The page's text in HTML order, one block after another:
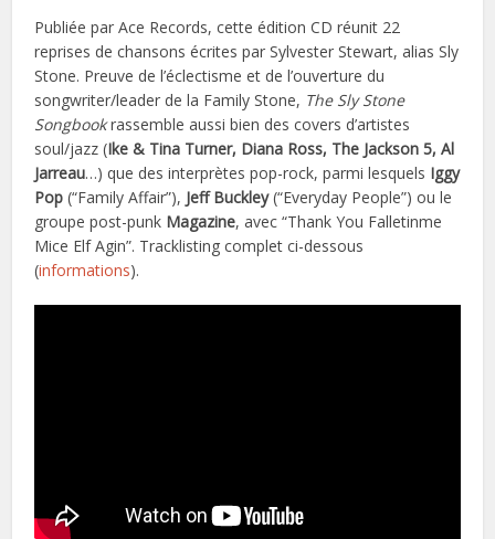
Publiée par Ace Records, cette édition CD réunit 22
reprises de chansons écrites par Sylvester Stewart, alias Sly
Stone. Preuve de l’éclectisme et de l’ouverture du
songwriter/leader de la Family Stone, The Sly Stone
Songbookrassemble aussi bien des covers d’artistes
soul/jazz (Ike & Tina Turner, Diana Ross, The Jackson 5, Al
Jarreau…) que des interprètes pop-rock, parmi lesquels Iggy
Pop (“Family Affair”), Jeff Buckley(“Everyday People”) ou le
groupe post-punk Magazine, avec “Thank You Falletinme
Mice Elf Agin”. Tracklisting complet ci-dessous
(informations).